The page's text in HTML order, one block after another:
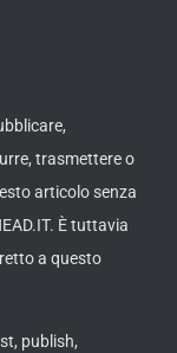
trasmettere o
articolo senza
È tuttavia
a questo
publish,